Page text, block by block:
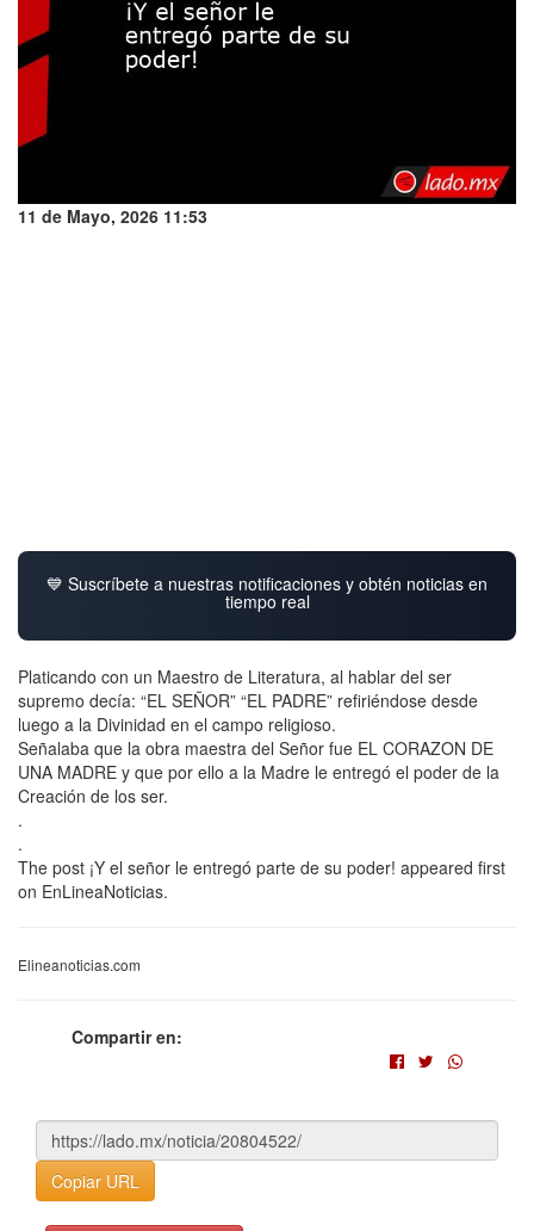
11 de Mayo, 2026 11:53
💙 Suscríbete a nuestras notificaciones y obtén noticias en
tiempo real
Platicando con un Maestro de Literatura, al hablar del ser
supremo decía: “EL SEÑOR” “EL PADRE” refiriéndose desde
luego a la Divinidad en el campo religioso.
Señalaba que la obra maestra del Señor fue EL CORAZON DE
UNA MADRE y que por ello a la Madre le entregó el poder de la
Creación de los ser.
.
.
The post ¡Y el señor le entregó parte de su poder! appeared first
on EnLineaNoticias.
Elineanoticias.com
Compartir en:
Copiar URL